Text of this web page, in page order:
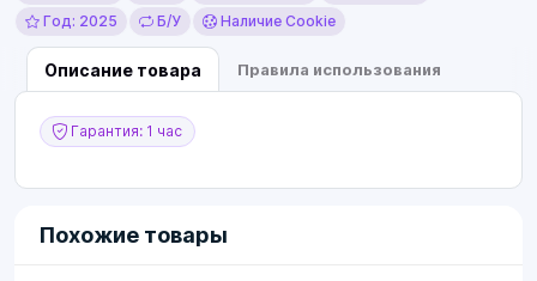
Год: 2025
Б/У Наличие Cookie
Описание товара Правила использования
Гарантия: 1 час
Похожие товары